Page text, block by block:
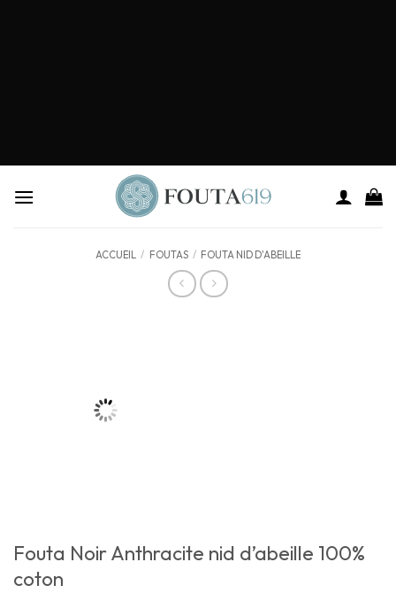
ACCUEIL / FOUTAS / FOUTA NID D'ABEILLE
Fouta Noir Anthracite nid d’abeille 100%
coton